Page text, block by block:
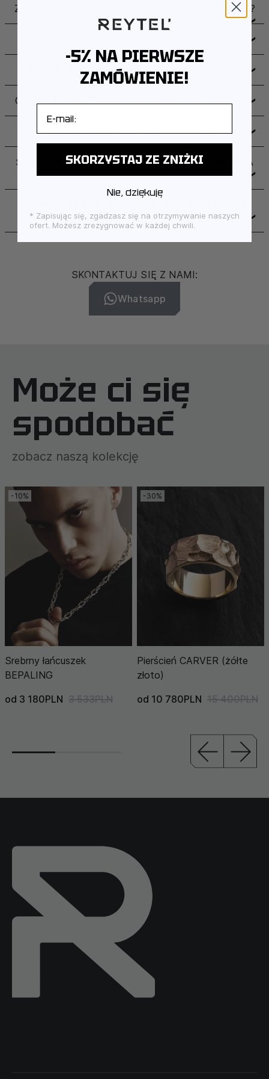
Z JAKIEGO METALU WYKONANA JEST BIŻUTERIA?
❯
❯
CZY PRODUKTY OBJĘTE SĄ GWARANCJĄ? ❯
CZY MOGĘ ZWRÓCIĆ LUB WYMIENIĆ PRODUKT? ❯
JAK WYGLĄDA DOSTAWA I ILE TRWA? ❯
SKĄD POCHODZI MARKA I GDZIE PRODUKOWANA
JEST BIŻUTERIA?
❯
BLASK?
❯
SKONTAKTUJ SIĘ Z NAMI:
Whatsapp
Może ci się
spodobać
zobacz naszą kolekcję
-10%
Srebrny łańcuszek
BEPALING
od 3 180PLN 3 533PLN
-30%
Pierścień CARVER (żółte
złoto)
od 10 780PLN 15 400PLN
-5% NA PIERWSZE
ZAMÓWIENIE!
SKORZYSTAJ ZE ZNIŻKI
Nie, dziękuję
* Zapisując się, zgadzasz się na otrzymywanie naszych
ofert. Możesz zrezygnować w każdej chwili.